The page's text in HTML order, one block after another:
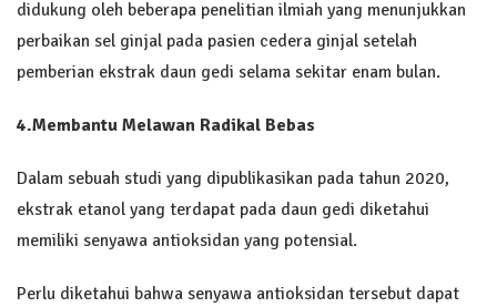
didukung oleh beberapa penelitian ilmiah yang menunjukkan
perbaikan sel ginjal pada pasien cedera ginjal setelah
pemberian ekstrak daun gedi selama sekitar enam bulan.
4.Membantu Melawan Radikal Bebas
Dalam sebuah studi yang dipublikasikan pada tahun 2020,
ekstrak etanol yang terdapat pada daun gedi diketahui
memiliki senyawa antioksidan yang potensial.
Perlu diketahui bahwa senyawa antioksidan tersebut dapat